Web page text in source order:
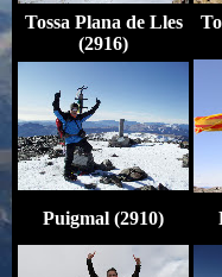
Tossa Plana de Lles
(2916)
Puigmal (2910)